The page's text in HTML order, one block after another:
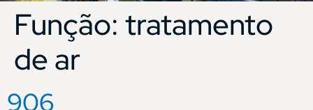
Função: tratamento
de ar
906